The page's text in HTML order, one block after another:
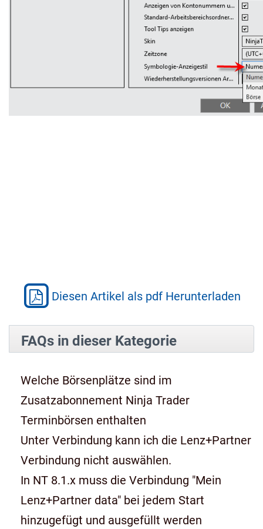
Diesen Artikel als pdf Herunterladen
FAQs in dieser Kategorie
Welche Börsenplätze sind im
Zusatzabonnement Ninja Trader
Terminbörsen enthalten
Unter Verbindung kann ich die Lenz+Partner
Verbindung nicht auswählen.
In NT 8.1.x muss die Verbindung "Mein
Lenz+Partner data" bei jedem Start
hinzugefügt und ausgefüllt werden